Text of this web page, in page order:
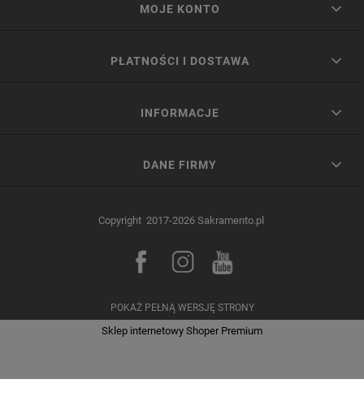
MOJE KONTO
PŁATNOŚCI I DOSTAWA
INFORMACJE
DANE FIRMY
Copyright 2017-2026 Sakramento.pl
POKAŻ PEŁNĄ WERSJĘ STRONY
Sklep internetowy Shoper Premium